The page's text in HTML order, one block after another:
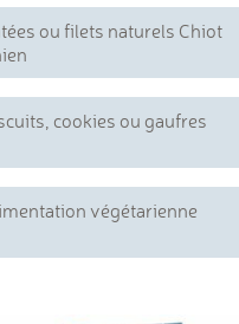
ou filets naturels Chiot
cookies ou gaufres
végétarienne